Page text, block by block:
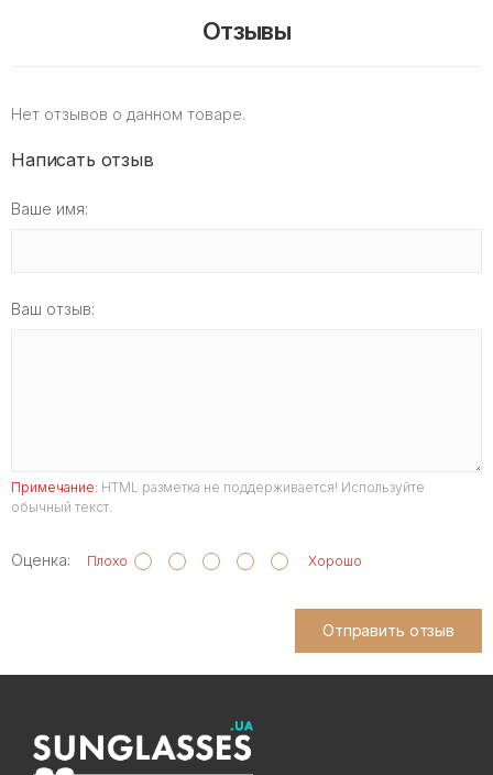
Отзывы
Нет отзывов о данном товаре.
Написать отзыв
Ваше имя:
Ваш отзыв:
Примечание: HTML разметка не поддерживается! Используйте
обычный текст.
Оценка: Плохо Хорошо
Отправить отзыв